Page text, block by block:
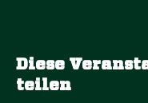
Diese
teilen